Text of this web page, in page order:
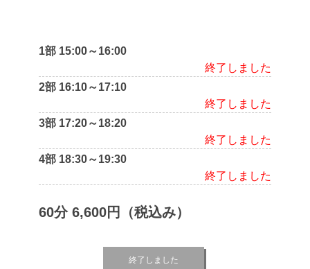
1部 15:00～16:00
終了しました
2部 16:10～17:10
終了しました
3部 17:20～18:20
終了しました
4部 18:30～19:30
終了しました
60分 6,600円（税込み）
終了しました